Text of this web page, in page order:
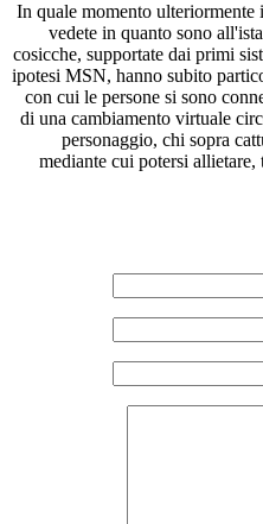
In quale momento ulteriormente
vedete in quanto sono
cosicche, supportate dai primi
ipotesi MSN, hanno subito
con cui le persone si sono
di una cambiamento virtuale
personaggio, chi sopra
mediante cui potersi